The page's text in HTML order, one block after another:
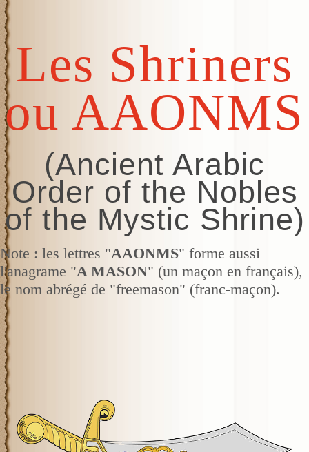
Les Shriners
ou AAONMS
(Ancient Arabic
Order of the Nobles
of the Mystic Shrine)
Note : les lettres "AAONMS" forme aussi
l'anagrame "A MASON" (un maçon en français),
le nom abrégé de "freemason" (franc-maçon).